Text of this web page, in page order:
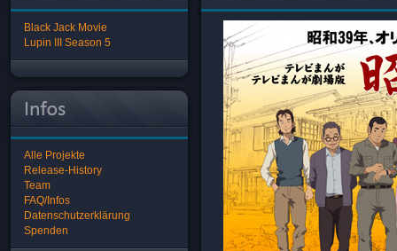
Black Jack Movie
Lupin III Season 5
Alle Projekte
Release-History
Team
FAQ/Infos
Datenschutzerklärung
Spenden